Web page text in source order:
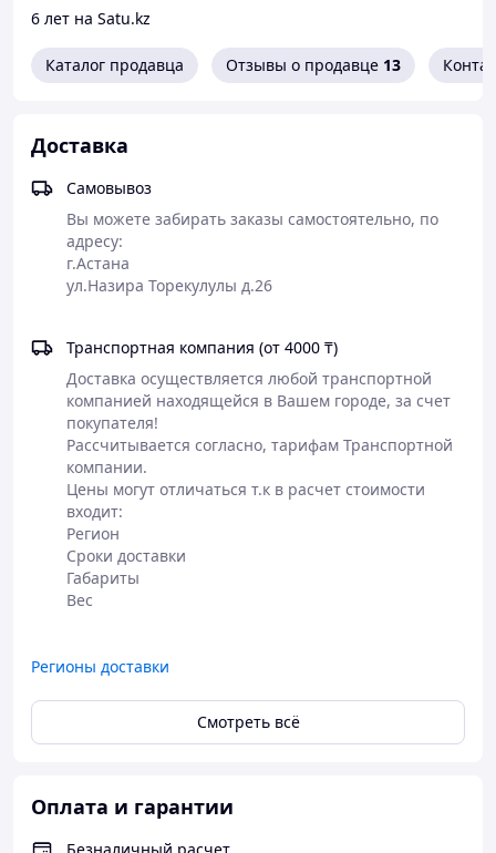
004510411120349088
консультацию наших мастеров
https://2gis.kz/astana/firm/70000001018064719
6 лет на Satu.kz
Каталог продавца Отзывы о продавце 13
Доставка
Самовывоз
Вы можете забирать заказы самостоятельно, по
адресу:
г.Астана
Транспортная компания (от 4000 ₸)
Доставка осуществляется любой транспортной
компанией находящейся в Вашем городе, за счет
покупателя!
Рассчитывается согласно, тарифам Транспортной
компании.
Цены могут отличаться т.к в расчет стоимости
входит:
Регион
Сроки доставки
Габариты
Регионы доставки
Смотреть всё
Оплата и гарантии